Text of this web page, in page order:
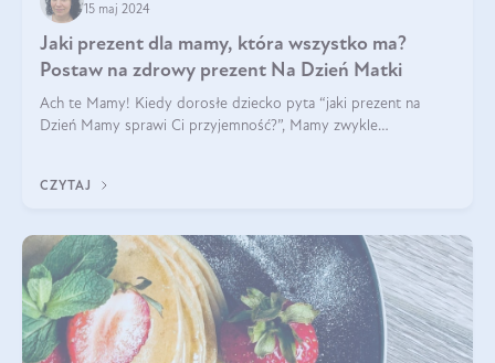
15 maj 2024
Jaki prezent dla mamy, która wszystko ma?
Postaw na zdrowy prezent Na Dzień Matki
Ach te Mamy! Kiedy dorosłe dziecko pyta “jaki prezent na
Dzień Mamy sprawi Ci przyjemność?”, Mamy zwykle
CZYTAJ